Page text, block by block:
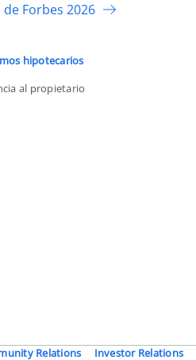
Forbes 2026
hipotecarios
al propietario
Relations Investor Relations